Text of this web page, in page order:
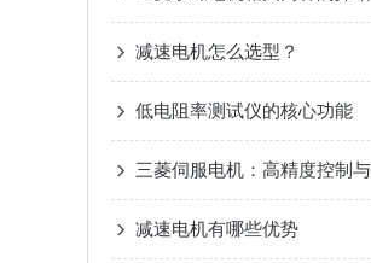
减速电机怎么选型？
低电阻率测试仪的核心功能
减速电机有哪些优势